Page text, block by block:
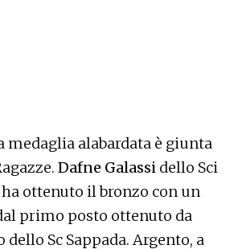
medaglia alabardata è giunta
Dafne Galassi dello Sci
ha ottenuto il bronzo con un
dal primo posto ottenuto da
Sc Sappada. Argento, a